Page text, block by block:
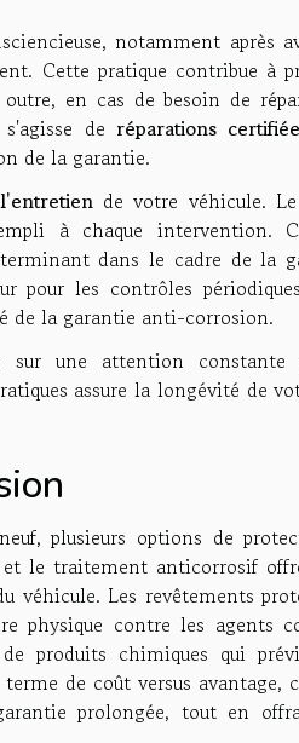
notamment après
Cette pratique contribue à
en cas de besoin de
de réparations
de la garantie.
de votre véhicule. Le
à chaque intervention.
dans le cadre de la
pour les contrôles
de la garantie anti-corrosion.
sur une attention constante
assure la longévité de
plusieurs options de
le traitement anticorrosif
véhicule. Les revêtements
physique contre les agents
produits chimiques qui
de coût versus avantage,
prolongée, tout en